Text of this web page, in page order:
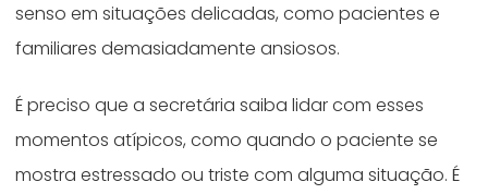
senso em situações delicadas, como pacientes e
familiares demasiadamente ansiosos.
É preciso que a secretária saiba lidar com esses
momentos atípicos, como quando o paciente se
mostra estressado ou triste com alguma situação. É